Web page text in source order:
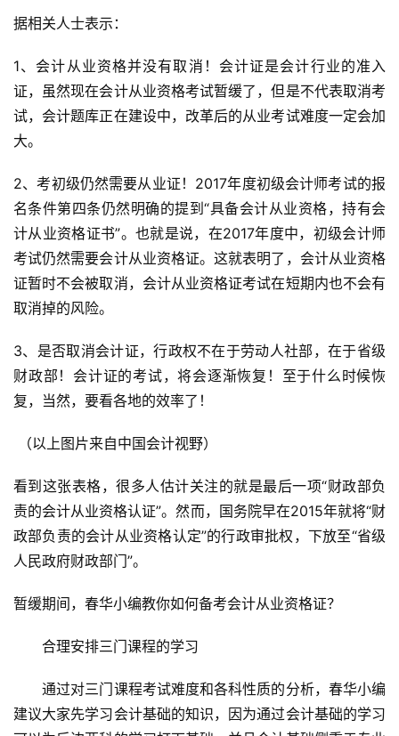
据相关人士表示：
1、会计从业资格并没有取消！会计证是会计行业的准入
证，虽然现在会计从业资格考试暂缓了，但是不代表取消考
试，会计题库正在建设中，改革后的从业考试难度一定会加
大。
2、考初级仍然需要从业证！2017年度初级会计师考试的报
名条件第四条仍然明确的提到“具备会计从业资格，持有会
计从业资格证书”。也就是说，在2017年度中，初级会计师
考试仍然需要会计从业资格证。这就表明了，会计从业资格
证暂时不会被取消，会计从业资格证考试在短期内也不会有
取消掉的风险。
3、是否取消会计证，行政权不在于劳动人社部，在于省级
财政部！会计证的考试，将会逐渐恢复！至于什么时候恢
复，当然，要看各地的效率了！
（以上图片来自中国会计视野）
看到这张表格，很多人估计关注的就是最后一项“财政部负
责的会计从业资格认证”。然而，国务院早在2015年就将“财
政部负责的会计从业资格认定”的行政审批权，下放至“省级
人民政府财政部门”。
暂缓期间，春华小编教你如何备考会计从业资格证？
合理安排三门课程的学习
通过对三门课程考试难度和各科性质的分析，春华小编
建议大家先学习会计基础的知识，因为通过会计基础的学习